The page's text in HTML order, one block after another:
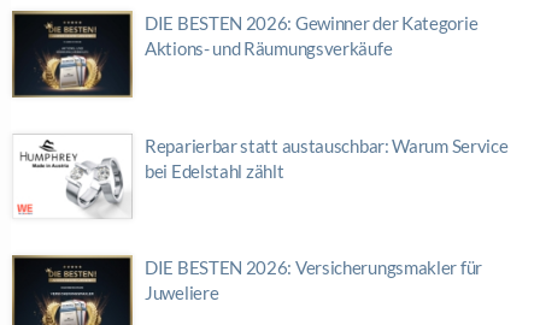
DIE BESTEN 2026: Gewinner der Kategorie
Aktions- und Räumungsverkäufe
Reparierbar statt austauschbar: Warum Service
bei Edelstahl zählt
DIE BESTEN 2026: Versicherungsmakler für
Juweliere